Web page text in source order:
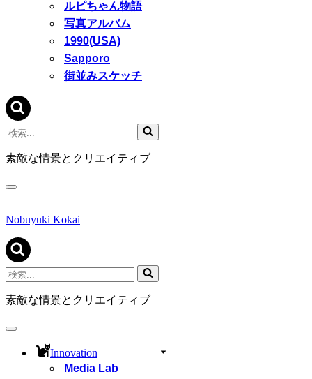
ルピちゃん物語
写真アルバム
1990(USA)
Sapporo
街並みスケッチ
検
索...
素敵な情景とクリエイティブ
ナ
ゲ
シ
ョ
ン
メ
ニ
ュ
Nobuyuki Kokai
検
索...
素敵な情景とクリエイティブ
ナ
Innovation
Media Lab